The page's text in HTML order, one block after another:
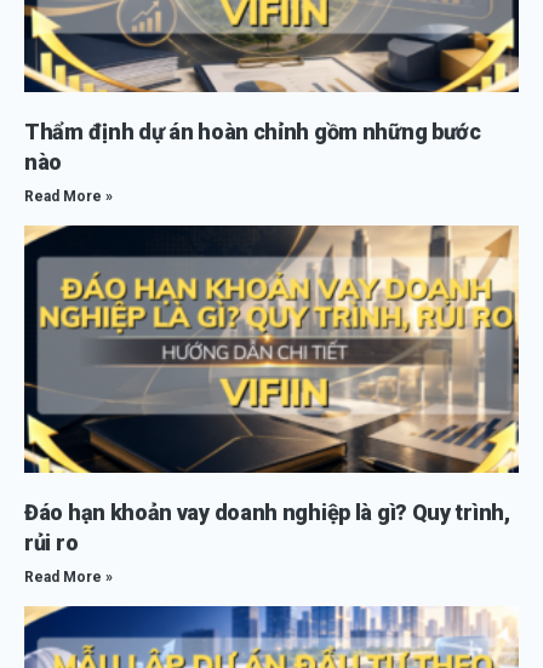
Thẩm định dự án hoàn chỉnh gồm những bước
nào
Read More »
Đáo hạn khoản vay doanh nghiệp là gì? Quy trình,
rủi ro
Read More »